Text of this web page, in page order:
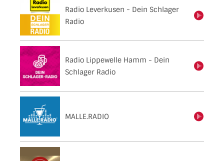
Radio Leverkusen - Dein Schlager
Radio
einschalten
Radio Lippewelle Hamm - Dein
Schlager Radio
MALLE.RADIO